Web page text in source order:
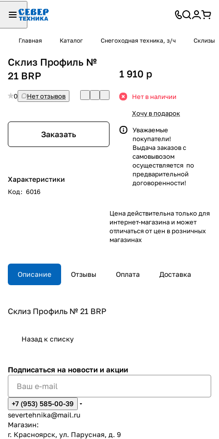
Главная Каталог Снегоходная техника, з/ч Склизы
Склиз Профиль №
21 BRP
0 Нет отзывов
Заказать
Характеристики
Код: 6016
1 910 p
Нет в наличии
Хочу в подарок
Уважаемые
покупатели!
Выдача заказов с
самовывозом
осуществляется по
предварительной
договоренности!
Цена действительна только для
интернет-магазина и может
отличаться от цен в розничных
магазинах
Описание Отзывы Оплата Доставка
Склиз Профиль № 21 BRP
Назад к списку
Подписаться на новости и акции
+7 (953) 585-00-39
severtehnika@mail.ru
Магазин:
г. Красноярск, ул. Парусная, д. 9